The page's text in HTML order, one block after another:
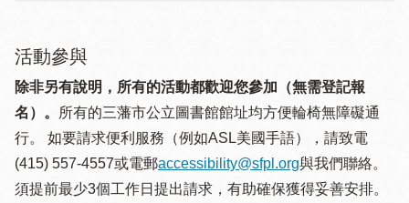
活動參與
除非另有說明，所有的活動都歡迎您參加（無需登記報
名）。
所有的三藩市公立圖書館館址均方便輪椅無障礙通
行。 如要請求便利服務（例如ASL美國手語），請致電
(415) 557-4557或電郵accessibility@sfpl.org與我們聯絡。
須提 前最少3個工作日提出請求，有助確保獲得妥善安排。